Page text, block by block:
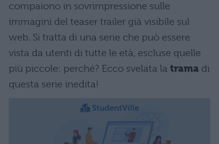
compaiono in sovrimpressione sulle
immagini del teaser trailer già visibile sul
web. Si tratta di una serie che può essere
vista da utenti di tutte le età, escluse quelle
più piccole: perché? Ecco svelata la trama di
questa serie inedita!